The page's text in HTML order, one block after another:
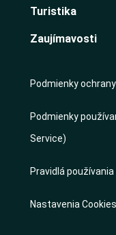
Turistika
Zaujímavosti
Podmienky
Podmienky
Service)
Pravidlá
Nastavenia Cookies